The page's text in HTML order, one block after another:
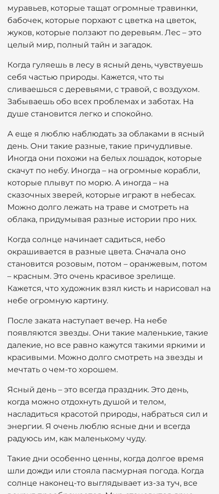
муравьев, которые тащат огромные травинки,
бабочек, которые порхают с цветка на цветок,
жуков, которые ползают по деревьям. Лес – это
целый мир, полный тайн и загадок.
Когда гуляешь в лесу в ясный день, чувствуешь
себя частью природы. Кажется, что ты
сливаешься с деревьями, с травой, с воздухом.
Забываешь обо всех проблемах и заботах. На
душе становится легко и спокойно.
А еще я люблю наблюдать за облаками в ясный
день. Они такие разные, такие причудливые.
Иногда они похожи на белых лошадок, которые
скачут по небу. Иногда – на огромные корабли,
которые плывут по морю. А иногда – на
сказочных зверей, которые играют в небесах.
Можно долго лежать на траве и смотреть на
облака, придумывая разные истории про них.
Когда солнце начинает садиться, небо
окрашивается в разные цвета. Сначала оно
становится розовым, потом – оранжевым, потом
– красным. Это очень красивое зрелище.
Кажется, что художник взял кисть и нарисовал на
небе огромную картину.
После заката наступает вечер. На небе
появляются звезды. Они такие маленькие, такие
далекие, но все равно кажутся такими яркими и
красивыми. Можно долго смотреть на звезды и
мечтать о чем-то хорошем.
Ясный день – это всегда праздник. Это день,
когда можно отдохнуть душой и телом,
насладиться красотой природы, набраться сил и
энергии. Я очень люблю ясные дни и всегда
радуюсь им, как маленькому чуду.
Такие дни особенно ценны, когда долгое время
шли дожди или стояла пасмурная погода. Когда
солнце наконец-то выглядывает из-за туч, все